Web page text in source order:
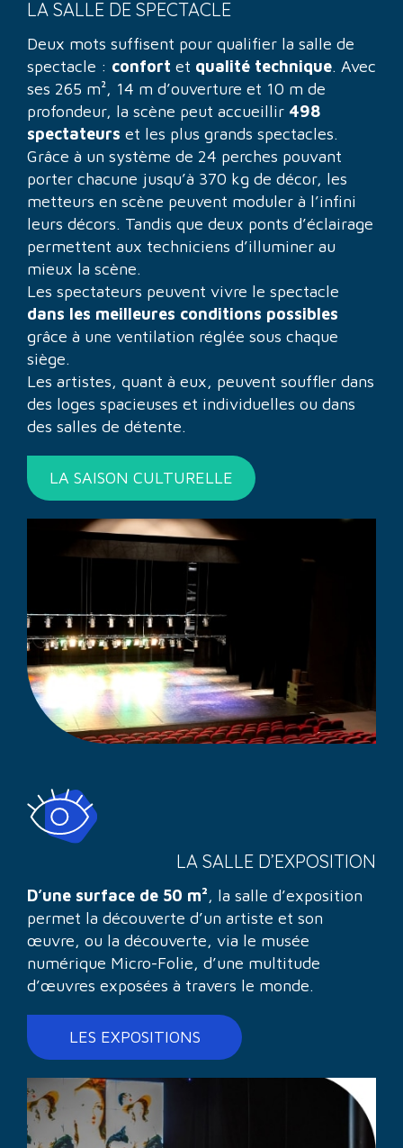
LA SALLE DE SPECTACLE
Deux mots suffisent pour qualifier la salle de
spectacle : confort et qualité technique. Avec
ses 265 m², 14 m d’ouverture et 10 m de
profondeur, la scène peut accueillir 498
spectateurs et les plus grands spectacles.
Grâce à un système de 24 perches pouvant
porter chacune jusqu’à 370 kg de décor, les
metteurs en scène peuvent moduler à l’infini
leurs décors. Tandis que deux ponts d’éclairage
permettent aux techniciens d’illuminer au
mieux la scène.
Les spectateurs peuvent vivre le spectacle
dans les meilleures conditions possibles
grâce à une ventilation réglée sous chaque
siège.
Les artistes, quant à eux, peuvent souffler dans
des loges spacieuses et individuelles ou dans
des salles de détente.
LA SAISON CULTURELLE
LA SALLE D’EXPOSITION
D’une surface de 50 m², la salle d’exposition
permet la découverte d’un artiste et son
œuvre, ou la découverte, via le musée
numérique Micro-Folie, d’une multitude
d’œuvres exposées à travers le monde.
LES EXPOSITIONS